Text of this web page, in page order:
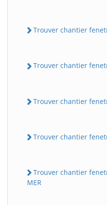
Trouver chantier
Trouver chantier
Trouver chantier
Trouver chantier
Trouver chantier
MER